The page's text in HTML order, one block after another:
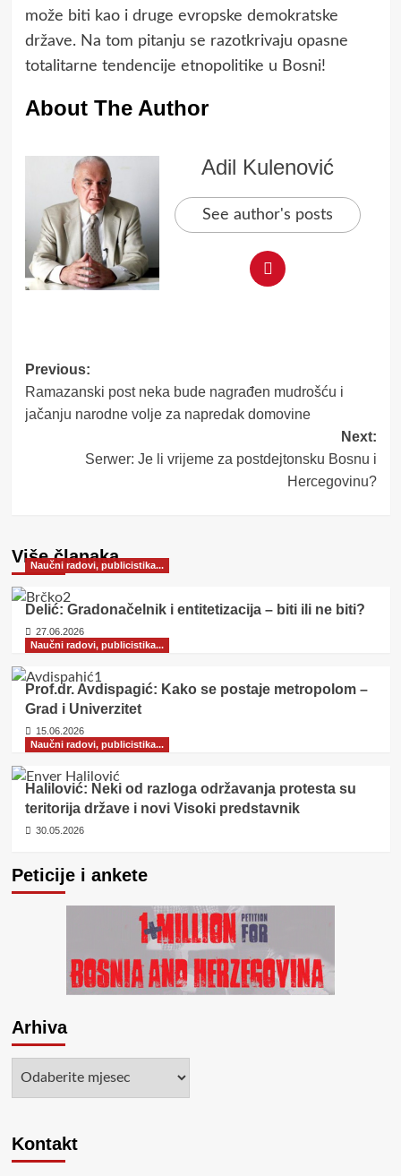
može biti kao i druge evropske demokratske
države. Na tom pitanju se razotkrivaju opasne
totalitarne tendencije etnopolitike u Bosni!
About The Author
Adil Kulenović
See author's posts
Post
navigation
Previous:
Ramazanski post neka bude nagrađen mudrošću i
jačanju narodne volje za napredak domovine
Next:
Serwer: Je li vrijeme za postdejtonsku Bosnu i
Hercegovinu?
Više članaka
Naučni radovi, publicistika...
Delić: Gradonačelnik i entitetizacija – biti ili ne biti?
27.06.2026
Naučni radovi, publicistika...
Prof.dr. Avdispagić: Kako se postaje metropolom –
Grad i Univerzitet
15.06.2026
Naučni radovi, publicistika...
Halilović: Neki od razloga održavanja protesta su
teritorija države i novi Visoki predstavnik
30.05.2026
Peticije i ankete
Arhiva
Kontakt